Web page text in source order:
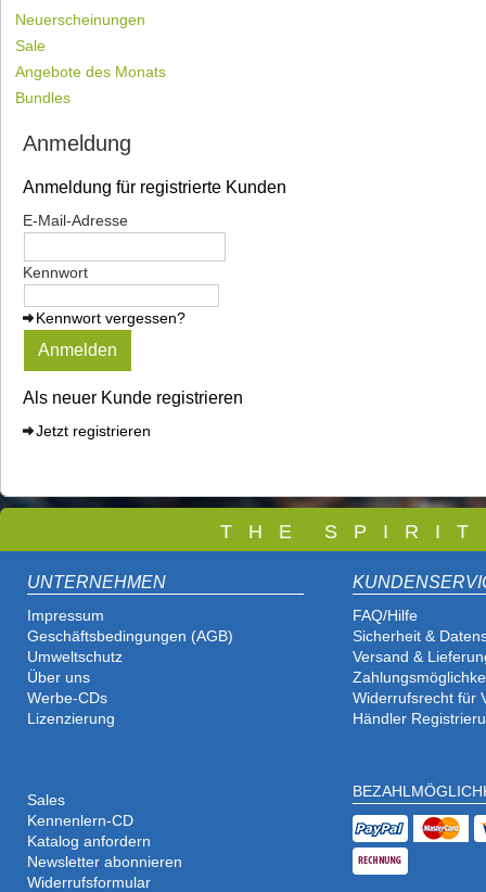
Neuerscheinungen
Sale
Angebote des Monats
Bundles
Anmeldung
Anmeldung für registrierte Kunden
E-Mail-Adresse
Kennwort
Kennwort vergessen?
Anmelden
Als neuer Kunde registrieren
Jetzt registrieren
T H E S P I R I
UNTERNEHMEN
Impressum
Geschäftsbedingungen (AGB)
Umweltschutz
Über uns
Werbe-CDs
Lizenzierung
FAQ/Hilfe
Sicherheit &
Versand &
Widerrufsrecht für
Händler
Sales
Kennenlern-CD
Katalog anfordern
Newsletter abonnieren
Widerrufsformular